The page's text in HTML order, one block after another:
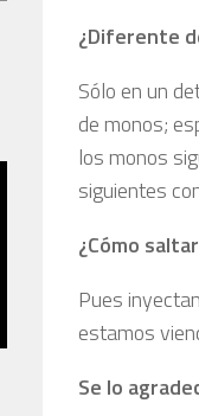
¿Diferente
Sólo en un
de monos;
los monos
siguientes
¿Cómo
Pues
estamos
Se lo